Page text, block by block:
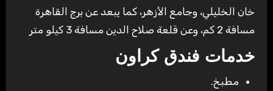
خان الخليلي، وجامع الأزهر، كما يبعد عن برج القاهرة
مسافة 2 كم، وعن قلعة صلاح الدين مسافة 3 كيلو متر
خدمات فندق كراون
مطبخ.